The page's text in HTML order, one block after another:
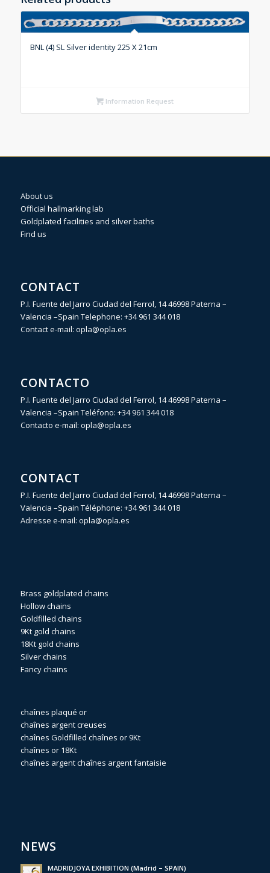
BNL (4) SL Silver identity 225 X 21cm
Information Request
About us
Official hallmarking lab
Goldplated facilities and silver baths
Find us
CONTACT
P.I. Fuente del Jarro Ciudad del Ferrol, 14 46998 Paterna –
Valencia –Spain Telephone: +34 961 344 018
Contact e-mail: opla@opla.es
CONTACTO
P.I. Fuente del Jarro Ciudad del Ferrol, 14 46998 Paterna –
Valencia –Spain Teléfono: +34 961 344 018
Contacto e-mail: opla@opla.es
CONTACT
P.I. Fuente del Jarro Ciudad del Ferrol, 14 46998 Paterna –
Valencia –Spain Téléphone: +34 961 344 018
Adresse e-mail: opla@opla.es
Brass goldplated chains
Hollow chains
Goldfilled chains
9Kt gold chains
18Kt gold chains
Silver chains
Fancy chains
chaînes plaqué or
chaînes argent creuses
chaînes Goldfilled chaînes or 9Kt
chaînes or 18Kt
chaînes argentchaînes argent fantaisie
NEWS
MADRIDJOYA EXHIBITION (Madrid – SPAIN)